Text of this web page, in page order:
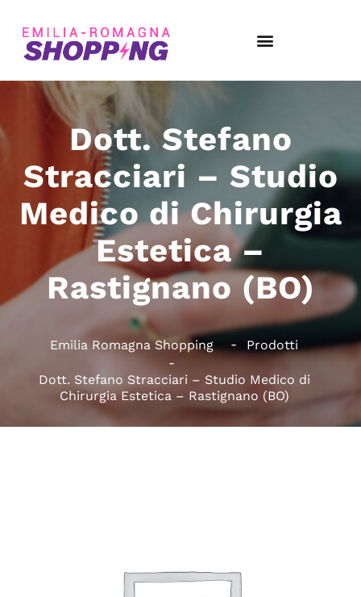
Dott. Stefano
Stracciari – Studio
Medico di Chirurgia
Estetica –
Rastignano (BO)
Emilia Romagna Shopping Prodotti
Dott. Stefano Stracciari – Studio Medico di
Chirurgia Estetica – Rastignano (BO)